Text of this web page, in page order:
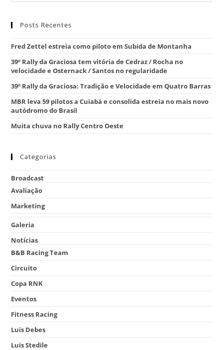
Posts Recentes
Fred Zettel estreia como piloto em Subida de Montanha
39º Rally da Graciosa tem vitória de Cedraz / Rocha no
velocidade e Osternack / Santos no regularidade
39º Rally da Graciosa: Tradição e Velocidade em Quatro Barras
MBR leva 59 pilotos a Cuiabá e consolida estreia no mais novo
autódromo do Brasil
Muita chuva no Rally Centro Oeste
Categorias
Broadcast
Avaliação
Marketing
Galeria
Notícias
B&B Racing Team
Circuito
Copa RNK
Eventos
Fitness Racing
Luis Debes
Luis Stedile